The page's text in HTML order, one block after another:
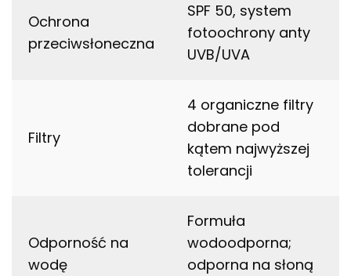
Ochrona
przeciwsłoneczna
SPF 50, system
fotoochrony anty
UVB/UVA
Filtry
4 organiczne filtry
dobrane pod
kątem najwyższej
tolerancji
Odporność na
wodę
Formuła
wodoodporna;
odporna na słoną